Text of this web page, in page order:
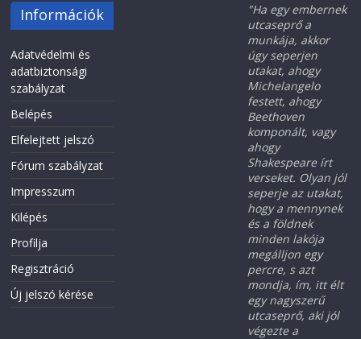
Információk
Adatvédelmi és
adatbiztonsági
szabályzat
Belépés
Elfelejtett jelszó
Fórum szabályzat
Impresszum
Kilépés
Profilja
Regisztráció
Új jelszó kérése
"Ha egy embernek
utcaseprő a
munkája, akkor
úgy seperjen
utakat, ahogy
Michelangelo
festett, ahogy
Beethoven
komponált, vagy
ahogy
Shakespeare írt
verseket. Olyan jól
seperje az utakat,
hogy a mennynek
és a földnek
minden lakója
megálljon egy
percre, s azt
mondja, ím, itt élt
egy nagyszerű
utcaseprő, aki jól
végezte a